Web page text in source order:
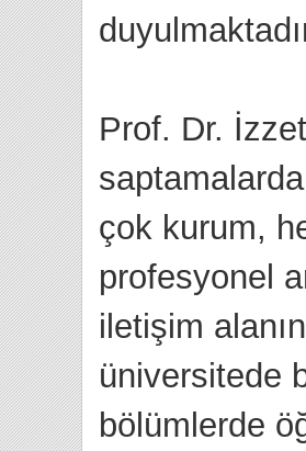
Prof. Dr.
çok kurum,
profesyonel
iletişim
üniversitede
bölümlerde